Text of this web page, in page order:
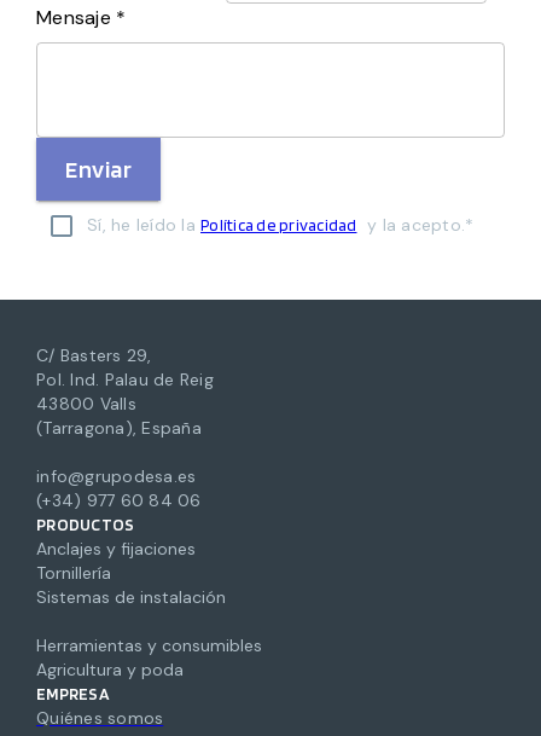
Mensaje *
Enviar
Sí, he leído la Política de privacidad y la acepto.*
C/ Basters 29,
Pol. Ind. Palau de Reig
43800 Valls
(Tarragona), España
info@grupodesa.es
(+34) 977 60 84 06
PRODUCTOS
Anclajes y fijaciones
Tornillería
Sistemas de instalación
Herramientas y consumibles
Agricultura y poda
EMPRESA
Quiénes somos